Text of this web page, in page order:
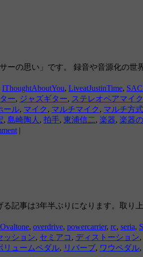
ーの思い」です。 録音や音源化の
IThoughtAboutYou, LiveatJustinTime,
ー, ジャズギター, ステレオペアマイク
ール, マイク , マルチマイク , マルチ方式
, 島崎陶人 , 拍手, 東浦信二, 楽器, 楽器
|
記事は3年半ぶりになります。取
Ovaltone, overdrive, powercarrier, rc, seria,
ッション, セミアコ , ディストーション,
リュームペダル, リバーブ, ワウペダル,